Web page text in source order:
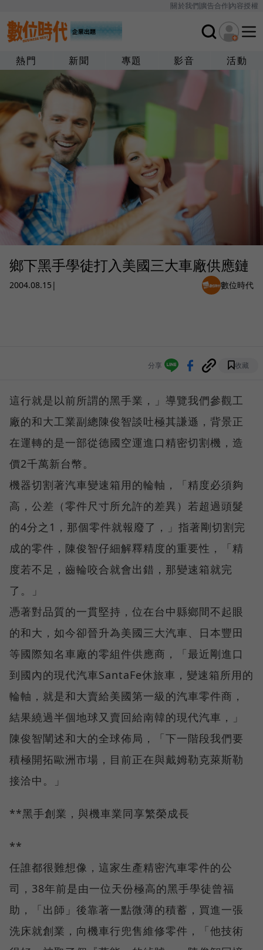
關於我們廣告合作內容授權
熱門 新聞 專題 影音 活動
鄉下黑手學徒打入美國三大車廠供應鏈
2004.08.15 | 數位時代
分享 收藏
這行就是以前所謂的黑手業，」導覽我們參觀工
廠的和大工業副總陳俊智談吐極其謙遜，背景正
在運轉的是一部從德國空運進口精密切割機，造
價2千萬新台幣。
機器切割著汽車變速箱用的輪軸，「精度必須夠
高，公差（零件尺寸所允許的差異）若超過頭髮
的4分之1，那個零件就報廢了，」指著剛切割完
成的零件，陳俊智仔細解釋精度的重要性，「精
度若不足，齒輪咬合就會出錯，那變速箱就完
了。」
憑著對品質的一貫堅持，位在台中縣鄉間不起眼
的和大，如今卻晉升為美國三大汽車、日本豐田
等國際知名車廠的零組件供應商，「最近剛進口
到國內的現代汽車SantaFe休旅車，變速箱所用的
輪軸，就是和大賣給美國第一級的汽車零件商，
結果繞過半個地球又賣回給南韓的現代汽車，」
陳俊智闡述和大的全球佈局，「下一階段我們要
積極開拓歐洲市場，目前正在與戴姆勒克萊斯勒
接洽中。」
**黑手創業，與機車業同享繁榮成長
**
任誰都很難想像，這家生產精密汽車零件的公
司，38年前是由一位天份極高的黑手學徒曾福
助，「出師」後靠著一點微薄的積蓄，買進一張
洗床就創業，向機車行兜售維修零件，「他技術